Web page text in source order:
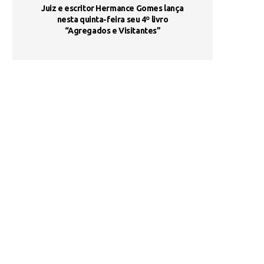
Juiz e escritor Hermance Gomes lança
nesta quinta-feira seu 4º livro
“Agregados e Visitantes”